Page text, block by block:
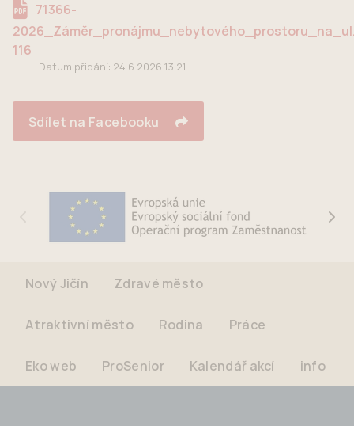
71366-
116
Datum přidání: 24.6.2026 13:21
Sdílet na Facebooku
Nový Jičín Zdravé město
Atraktivní město Rodina Práce
Eko web ProSenior Kalendář akcí info